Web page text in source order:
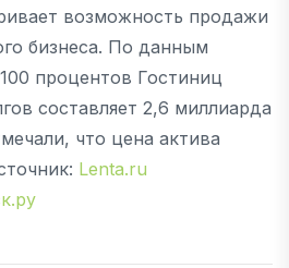
возможность продажи
бизнеса. По данным
процентов Гостиниц
составляет 2,6 миллиарда
что цена актива
Lenta.ru